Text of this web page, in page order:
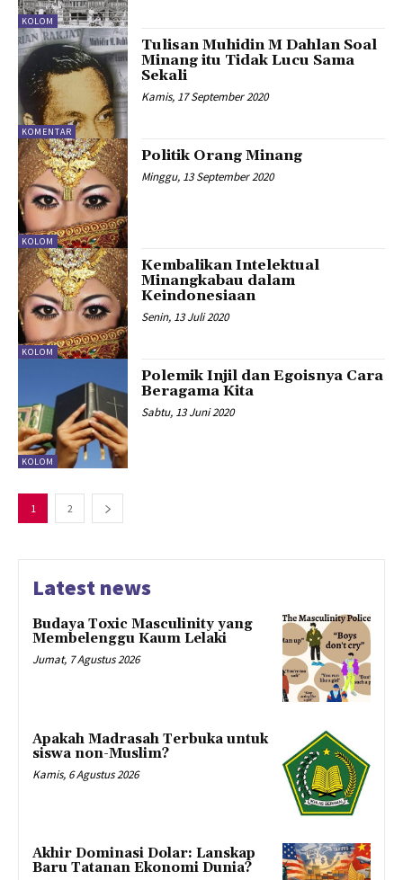
KOLOM
KOMENTAR
Tulisan Muhidin M Dahlan Soal
Minang itu Tidak Lucu Sama
Sekali
Kamis, 17 September 2020
KOLOM
Politik Orang Minang
Minggu, 13 September 2020
KOLOM
Kembalikan Intelektual
Minangkabau dalam
Keindonesiaan
Senin, 13 Juli 2020
KOLOM
Polemik Injil dan Egoisnya Cara
Beragama Kita
Sabtu, 13 Juni 2020
1 2
Latest news
Budaya Toxic Masculinity yang
Membelenggu Kaum Lelaki
Jumat, 7 Agustus 2026
Apakah Madrasah Terbuka untuk
siswa non-Muslim?
Kamis, 6 Agustus 2026
Akhir Dominasi Dolar: Lanskap
Baru Tatanan Ekonomi Dunia?